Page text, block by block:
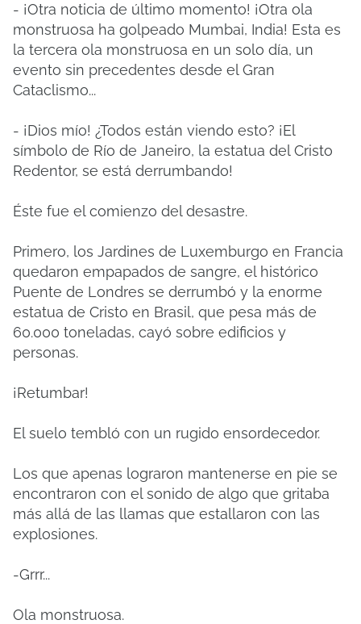
- ¡Otra noticia de último momento! ¡Otra ola
monstruosa ha golpeado Mumbai, India! Esta es
la tercera ola monstruosa en un solo día, un
evento sin precedentes desde el Gran
Cataclismo...
- ¡Dios mío! ¿Todos están viendo esto? ¡El
símbolo de Río de Janeiro, la estatua del Cristo
Redentor, se está derrumbando!
Éste fue el comienzo del desastre.
Primero, los Jardines de Luxemburgo en Francia
quedaron empapados de sangre, el histórico
Puente de Londres se derrumbó y la enorme
estatua de Cristo en Brasil, que pesa más de
60.000 toneladas, cayó sobre edificios y
personas.
¡Retumbar!
El suelo tembló con un rugido ensordecedor.
Los que apenas lograron mantenerse en pie se
encontraron con el sonido de algo que gritaba
más allá de las llamas que estallaron con las
explosiones.
-Grrr...
Ola monstruosa.